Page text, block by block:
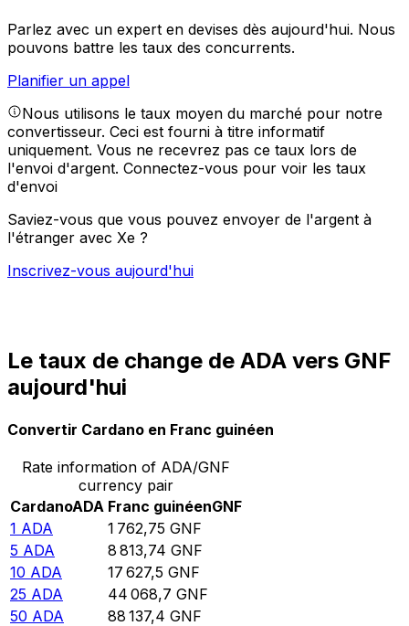
Parlez avec un expert en devises dès aujourd'hui. Nous
pouvons battre les taux des concurrents.
Planifier un appel
Nous utilisons le taux moyen du marché pour notre
convertisseur. Ceci est fourni à titre informatif
uniquement. Vous ne recevrez pas ce taux lors de
l'envoi d'argent. Connectez-vous pour voir les taux
d'envoi
Saviez-vous que vous pouvez envoyer de l'argent à
l'étranger avec Xe ?
Inscrivez-vous aujourd'hui
Le taux de change de ADA vers GNF
aujourd'hui
Convertir Cardano en Franc guinéen
Rate information of ADA/GNF
currency pair
CardanoADA Franc guinéenGNF
1 ADA 1 762,75 GNF
5 ADA 8 813,74 GNF
10 ADA 17 627,5 GNF
25 ADA 44 068,7 GNF
50 ADA 88 137,4 GNF